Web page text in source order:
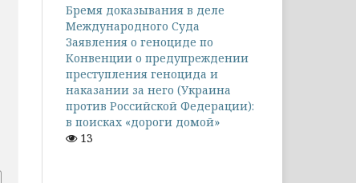
Бремя доказывания в деле
Международного Суда
Заявления о геноциде по
Конвенции о предупреждении
преступления геноцида и
наказании за него (Украина
против Российской Федерации):
в поисках «дороги домой»
13